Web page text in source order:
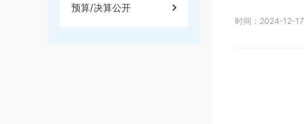
预算/决算公开
时间：2024-12-17